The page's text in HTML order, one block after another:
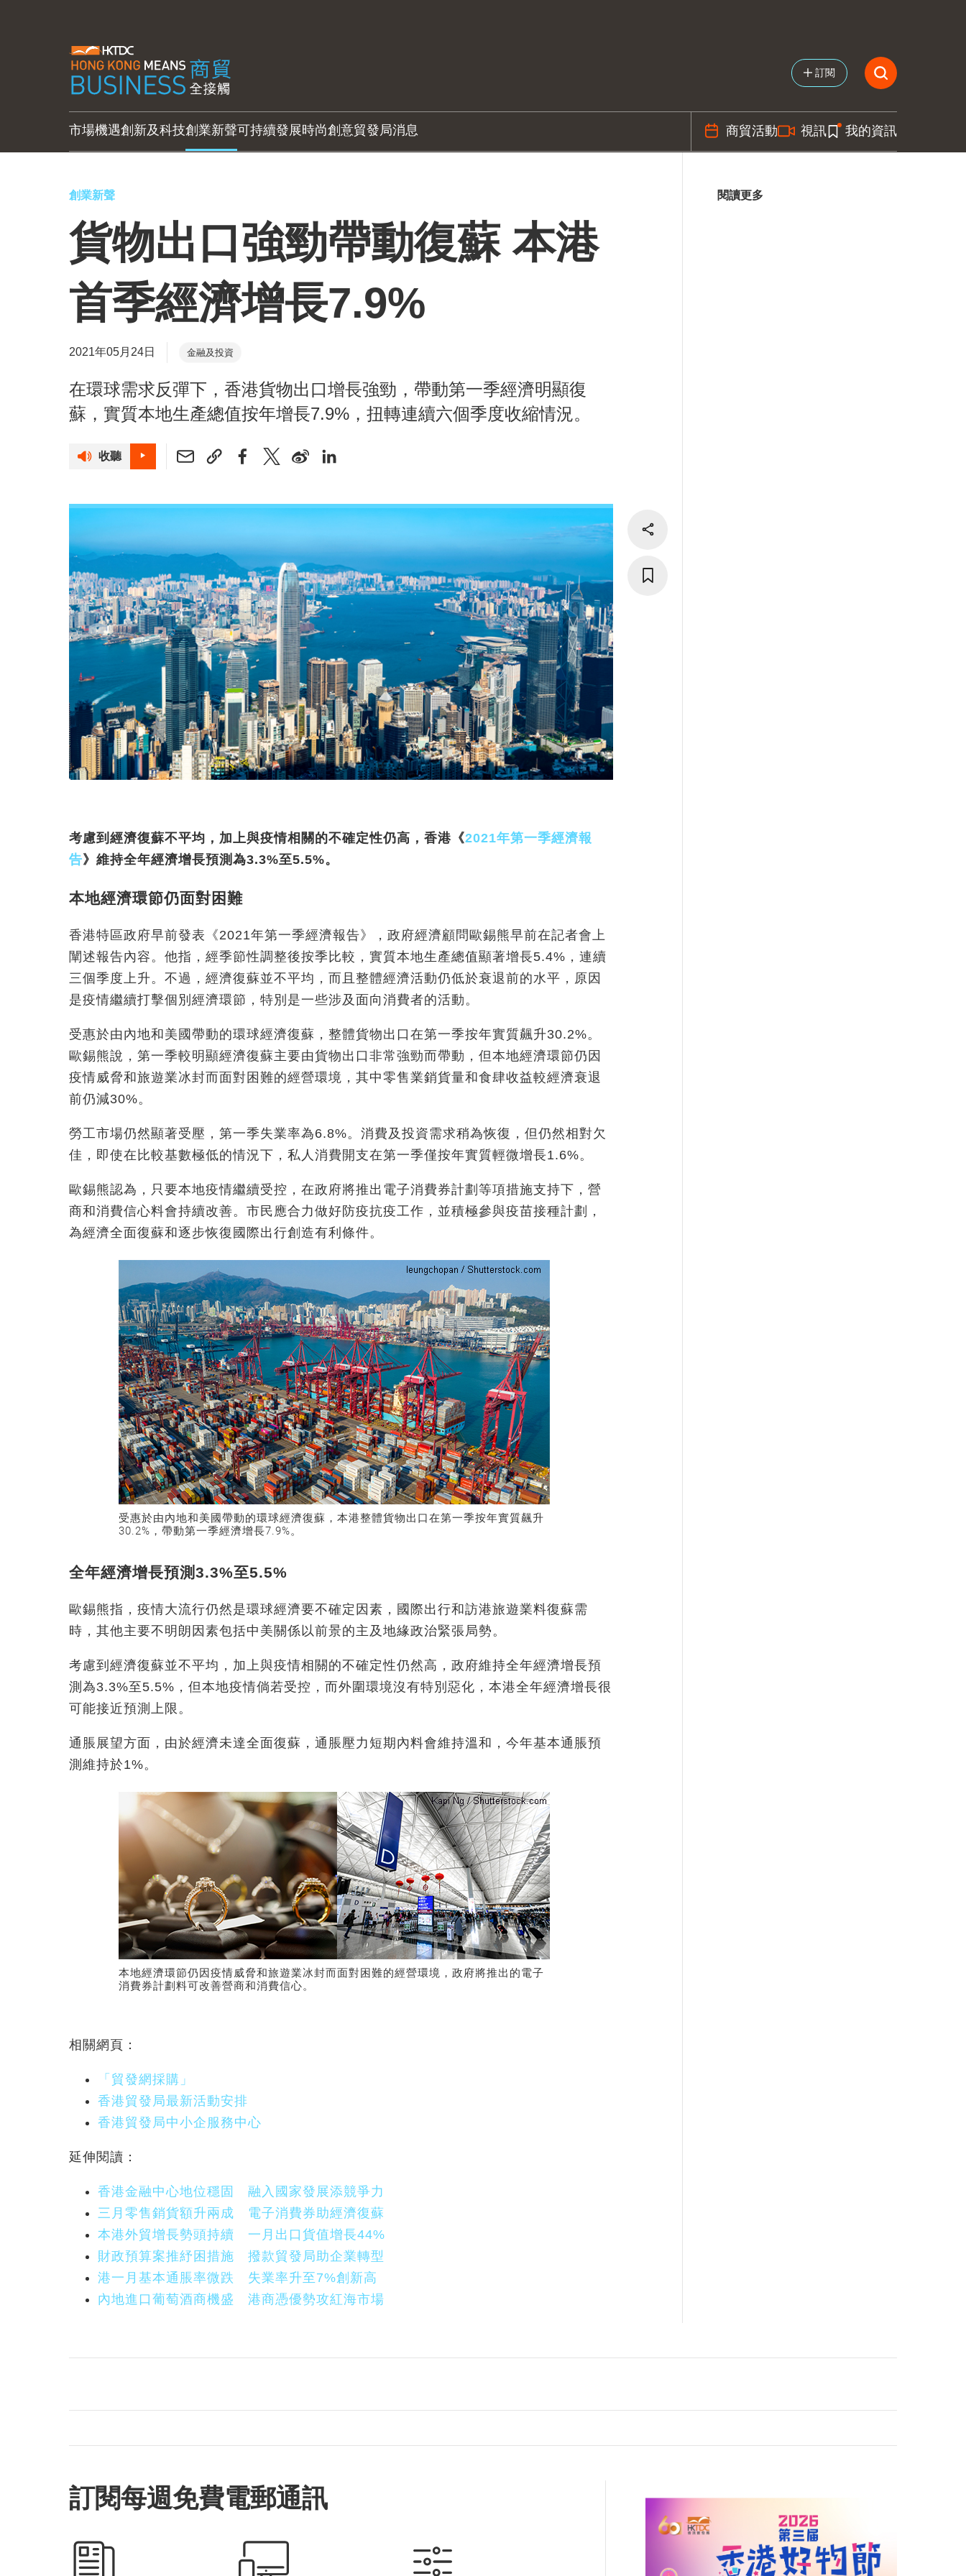
訂閱
市場機遇創新及科技創業新聲可持續發展時尚創意貿發局消息 商貿活動 視訊 我的資訊
創業新聲
貨物出口強勁帶動復蘇 本港
首季經濟增長7.9%
2021年05月24日 金融及投資
在環球需求反彈下，香港貨物出口增長強勁，帶動第一季經濟明顯復
蘇，實質本地生產總值按年增長7.9%，扭轉連續六個季度收縮情況。
收聽
考慮到經濟復蘇不平均，加上與疫情相關的不確定性仍高，香港《2021年第一季經濟報
告》維持全年經濟增長預測為3.3%至5.5%。
本地經濟環節仍面對困難
香港特區政府早前發表《2021年第一季經濟報告》，政府經濟顧問歐錫熊早前在記者會上
闡述報告內容。他指，經季節性調整後按季比較，實質本地生產總值顯著增長5.4%，連續
三個季度上升。不過，經濟復蘇並不平均，而且整體經濟活動仍低於衰退前的水平，原因
是疫情繼續打擊個別經濟環節，特別是一些涉及面向消費者的活動。
受惠於由內地和美國帶動的環球經濟復蘇，整體貨物出口在第一季按年實質飆升30.2%。
歐錫熊說，第一季較明顯經濟復蘇主要由貨物出口非常強勁而帶動，但本地經濟環節仍因
疫情威脅和旅遊業冰封而面對困難的經營環境，其中零售業銷貨量和食肆收益較經濟衰退
前仍減30%。
勞工市場仍然顯著受壓，第一季失業率為6.8%。消費及投資需求稍為恢復，但仍然相對欠
佳，即使在比較基數極低的情況下，私人消費開支在第一季僅按年實質輕微增長1.6%。
歐錫熊認為，只要本地疫情繼續受控，在政府將推出電子消費券計劃等項措施支持下，營
商和消費信心料會持續改善。市民應合力做好防疫抗疫工作，並積極參與疫苗接種計劃，
為經濟全面復蘇和逐步恢復國際出行創造有利條件。
受惠於由內地和美國帶動的環球經濟復蘇，本港整體貨物出口在第一季按年實質飆升
30.2%，帶動第一季經濟增長7.9%。
全年經濟增長預測3.3%至5.5%
歐錫熊指，疫情大流行仍然是環球經濟要不確定因素，國際出行和訪港旅遊業料復蘇需
時，其他主要不明朗因素包括中美關係以前景的主及地緣政治緊張局勢。
考慮到經濟復蘇並不平均，加上與疫情相關的不確定性仍然高，政府維持全年經濟增長預
測為3.3%至5.5%，但本地疫情倘若受控，而外圍環境沒有特別惡化，本港全年經濟增長很
可能接近預測上限。
通脹展望方面，由於經濟未達全面復蘇，通脹壓力短期內料會維持溫和，今年基本通脹預
測維持於1%。
本地經濟環節仍因疫情威脅和旅遊業冰封而面對困難的經營環境，政府將推出的電子
消費券計劃料可改善營商和消費信心。
相關網頁：
「貿發網採購」
香港貿發局最新活動安排
香港貿發局中小企服務中心
延伸閱讀：
香港金融中心地位穩固 融入國家發展添競爭力
三月零售銷貨額升兩成 電子消費券助經濟復蘇
本港外貿增長勢頭持續 一月出口貨值增長44%
財政預算案推紓困措施 撥款貿發局助企業轉型
港一月基本通脹率微跌 失業率升至7%創新高
內地進口葡萄酒商機盛 港商憑優勢攻紅海市場
閱讀更多
訂閱每週免費電郵通訊